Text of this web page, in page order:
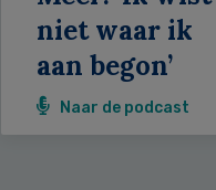
niet waar ik
aan begon’
Naar de podcast